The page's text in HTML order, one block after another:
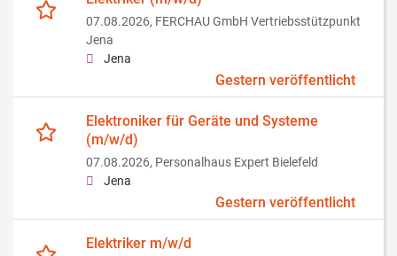
07.08.2026, FERCHAU GmbH Vertriebsstützpunkt
Jena
Jena
Gestern veröffentlicht
Elektroniker für Geräte und Systeme
(m/w/d)
07.08.2026, Personalhaus Expert Bielefeld
Jena
Gestern veröffentlicht
Elektriker m/w/d